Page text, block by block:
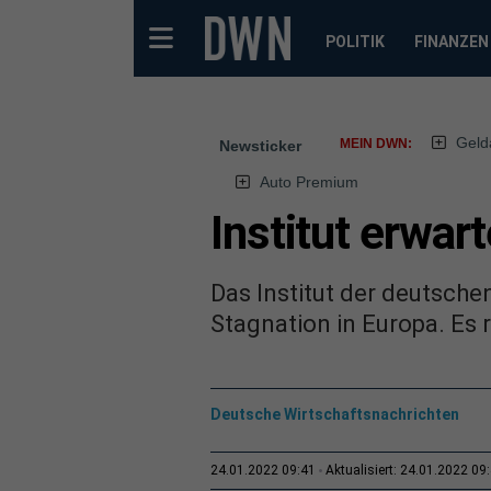
POLITIK FINANZEN
Newsticker MEIN DWN:
Auto Premium
Institut
Das Institut der
Stagnation in Europa. Es
Deutsche Wirtschaftsnachrichten
24.01.2022 09:41 Aktualisiert: 24.01.2022